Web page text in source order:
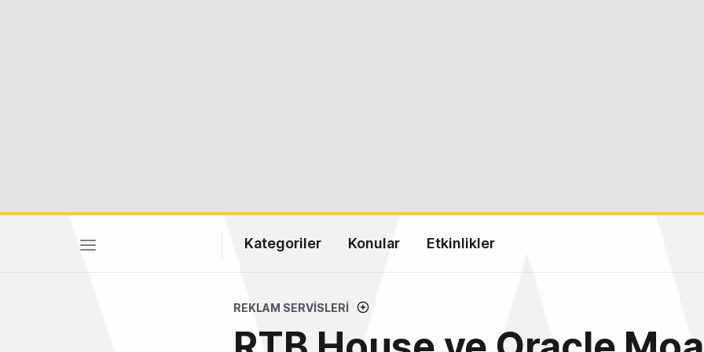
Kategoriler Konular Etkinlikler
REKLAM SERVISLERI